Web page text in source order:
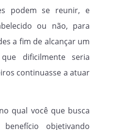
com renúncia a
especial e
de comum
o presente
de 02 (duas)
podem se reunir, e
ou não, para
a fim de alcançar um
dificilmente seria
continuasse a atuar
qual você que busca
objetivando